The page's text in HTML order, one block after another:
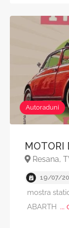
Autoraduni
MOTORI
Resana,
19/07/
mostra
ABARTH ...